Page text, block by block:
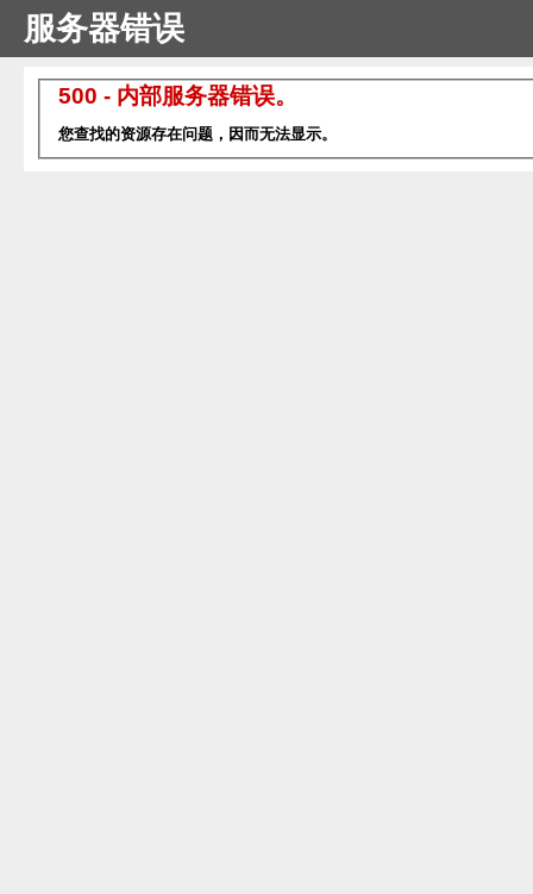
服务器错误
500 - 内部服务器错误。
您查找的资源存在问题，因而无法显示。